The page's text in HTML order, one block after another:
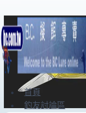
Skip
to
content
首頁
釣友討論區